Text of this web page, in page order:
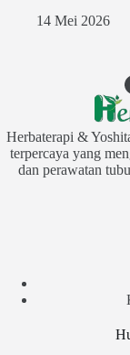
14 Mei 2026
Herbaterapi &
terpercaya yang
dan perawatan